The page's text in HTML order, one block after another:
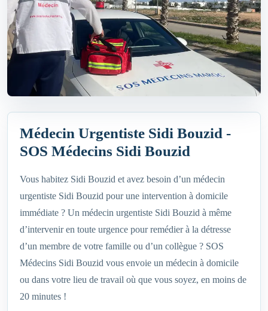
Médecin Urgentiste Sidi Bouzid -
SOS Médecins Sidi Bouzid
Vous habitez Sidi Bouzid et avez besoin d’un médecin
urgentiste Sidi Bouzid pour une intervention à domicile
immédiate ? Un médecin urgentiste Sidi Bouzid à même
d’intervenir en toute urgence pour remédier à la détresse
d’un membre de votre famille ou d’un collègue ? SOS
Médecins Sidi Bouzid vous envoie un médecin à domicile
ou dans votre lieu de travail où que vous soyez, en moins de
20 minutes !